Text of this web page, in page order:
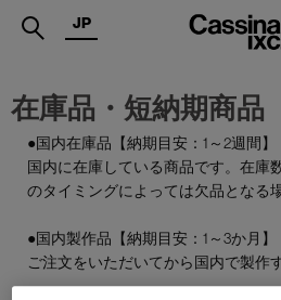
.
SERVICES
MAGAZINE
JP
在庫品・短納期商品
●国内在庫品【納期目安：1～2週間】
国内に在庫している商品です。在庫
のタイミングによっては欠品となる
●国内製作品【納期目安：1～3か月】
ご注文をいただいてから国内で製作